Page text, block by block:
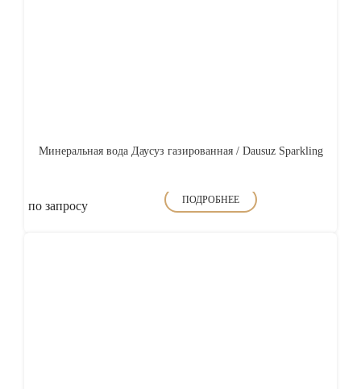
Минеральная вода Даусуз газированная / Dausuz Sparkling
по запросу ПОДРОБНЕЕ